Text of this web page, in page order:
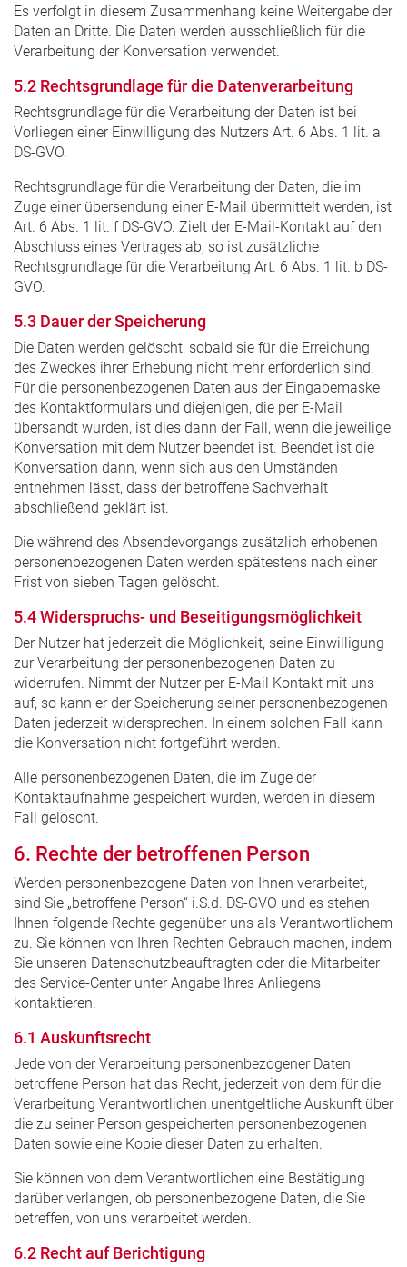
Es verfolgt in diesem Zusammenhang keine Weitergabe der
Daten an Dritte. Die Daten werden ausschließlich für die
Verarbeitung der Konversation verwendet.
5.2 Rechtsgrundlage für die Datenverarbeitung
Rechtsgrundlage für die Verarbeitung der Daten ist bei
Vorliegen einer Einwilligung des Nutzers Art. 6 Abs. 1 lit. a
DS-GVO.
Rechtsgrundlage für die Verarbeitung der Daten, die im
Zuge einer übersendung einer E-Mail übermittelt werden, ist
Art. 6 Abs. 1 lit. f DS-GVO. Zielt der E-Mail-Kontakt auf den
Abschluss eines Vertrages ab, so ist zusätzliche
Rechtsgrundlage für die Verarbeitung Art. 6 Abs. 1 lit. b DS-
GVO.
5.3 Dauer der Speicherung
Die Daten werden gelöscht, sobald sie für die Erreichung
des Zweckes ihrer Erhebung nicht mehr erforderlich sind.
Für die personenbezogenen Daten aus der Eingabemaske
des Kontaktformulars und diejenigen, die per E-Mail
übersandt wurden, ist dies dann der Fall, wenn die jeweilige
Konversation mit dem Nutzer beendet ist. Beendet ist die
Konversation dann, wenn sich aus den Umständen
entnehmen lässt, dass der betroffene Sachverhalt
abschließend geklärt ist.
Die während des Absendevorgangs zusätzlich erhobenen
personenbezogenen Daten werden spätestens nach einer
Frist von sieben Tagen gelöscht.
5.4 Widerspruchs- und Beseitigungsmöglichkeit
Der Nutzer hat jederzeit die Möglichkeit, seine Einwilligung
zur Verarbeitung der personenbezogenen Daten zu
widerrufen. Nimmt der Nutzer per E-Mail Kontakt mit uns
auf, so kann er der Speicherung seiner personenbezogenen
Daten jederzeit widersprechen. In einem solchen Fall kann
die Konversation nicht fortgeführt werden.
Alle personenbezogenen Daten, die im Zuge der
Kontaktaufnahme gespeichert wurden, werden in diesem
Fall gelöscht.
6. Rechte der betroffenen Person
Werden personenbezogene Daten von Ihnen verarbeitet,
sind Sie „betroffene Person“ i.S.d. DS-GVO und es stehen
Ihnen folgende Rechte gegenüber uns als Verantwortlichem
zu. Sie können von Ihren Rechten Gebrauch machen, indem
Sie unseren Datenschutzbeauftragten oder die Mitarbeiter
des Service-Center unter Angabe Ihres Anliegens
kontaktieren.
6.1 Auskunftsrecht
Jede von der Verarbeitung personenbezogener Daten
betroffene Person hat das Recht, jederzeit von dem für die
Verarbeitung Verantwortlichen unentgeltliche Auskunft über
die zu seiner Person gespeicherten personenbezogenen
Daten sowie eine Kopie dieser Daten zu erhalten.
Sie können von dem Verantwortlichen eine Bestätigung
darüber verlangen, ob personenbezogene Daten, die Sie
betreffen, von uns verarbeitet werden.
6.2 Recht auf Berichtigung